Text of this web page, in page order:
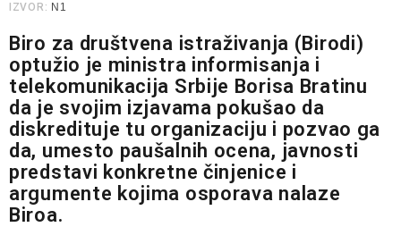
IZVOR: N1
Biro za društvena istraživanja (Birodi)
optužio je ministra informisanja i
telekomunikacija Srbije Borisa Bratinu
da je svojim izjavama pokušao da
diskredituje tu organizaciju i pozvao ga
da, umesto paušalnih ocena, javnosti
predstavi konkretne činjenice i
argumente kojima osporava nalaze
Biroa.